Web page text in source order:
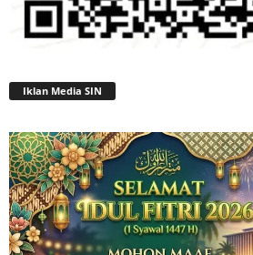
Iklan Media SIN